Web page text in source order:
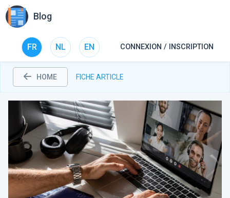
Blog
FR NL EN CONNEXION / INSCRIPTION
HOME FICHE ARTICLE